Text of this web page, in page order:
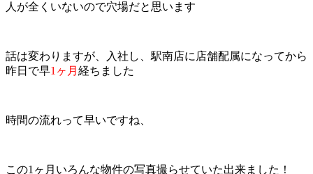
人が全くいないので穴場だと思います
話は変わりますが、入社し、駅南店に店舗配属になってから
昨日で早1ヶ月 経ちました
時間の流れって早いですね、
この1ヶ月いろんな物件の写真撮らせていた出来ました！